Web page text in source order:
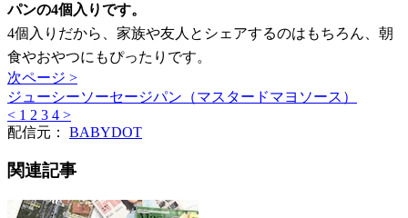
パンの4個入りです。
4個入りだから、家族や友人とシェアするのはもちろん、朝
食やおやつにもぴったりです。
次ページ >
ジューシーソーセージパン（マスタードマヨソース）
< 1 2 3 4 >
配信元： BABYDOT
関連記事